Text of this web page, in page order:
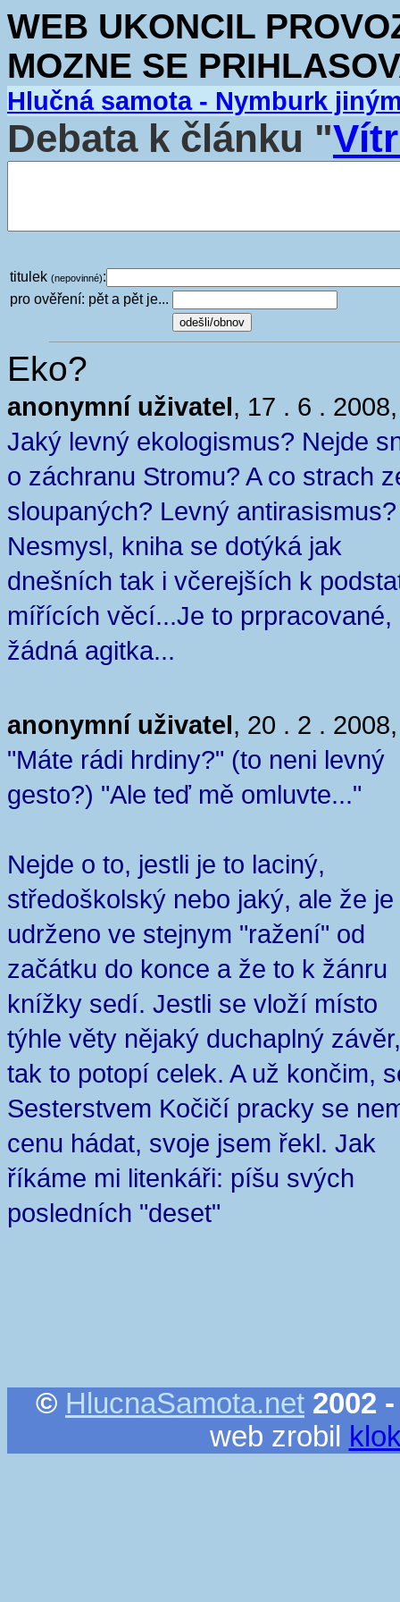
WEB UKONCIL
MOZNE SE
Hlučná samota - Nymburk
Debata k článku "
titulek (nepovinné):
pro ověření: pět a pět je...
Eko?
anonymní uživatel, 17 . 6 .
Jaký levný ekologismus? Nejde
o záchranu Stromu? A co strach
sloupaných? Levný antirasismus?
Nesmysl, kniha se dotýká jak
dnešních tak i včerejších k
mířících věcí...Je to prpracované,
žádná agitka...
anonymní uživatel, 20 . 2 .
"Máte rádi hrdiny?" (to neni levný
gesto?) "Ale teď mě omluvte..."
Nejde o to, jestli je to laciný,
středoškolský nebo jaký, ale že je
udrženo ve stejnym "ražení" od
začátku do konce a že to k žánru
knížky sedí. Jestli se vloží místo
týhle věty nějaký duchaplný závěr,
tak to potopí celek. A už končim,
Sesterstvem Kočičí pracky se
cenu hádat, svoje jsem řekl. Jak
říkáme mi litenkáři: píšu svých
posledních "deset"
© HlucnaSamota.net 2002
web zrobil